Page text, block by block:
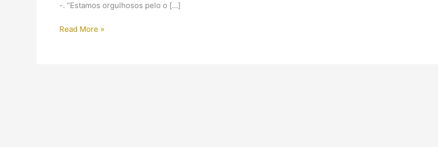
-. “Estamos orgulhosos pelo o […]
Preparos
Read More »